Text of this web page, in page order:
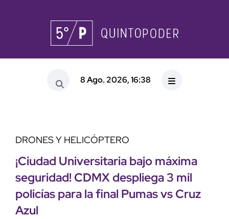
8 Ago. 2026, 16:38
DRONES Y HELICÓPTERO
¡Ciudad Universitaria bajo máxima
seguridad! CDMX despliega 3 mil
policías para la final Pumas vs Cruz
Azul